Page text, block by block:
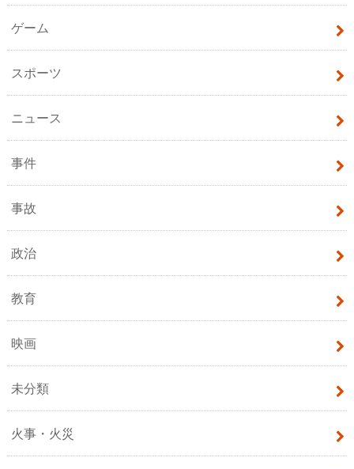
ゲーム
スポーツ
ニュース
事件
事故
政治
教育
映画
未分類
火事・火災